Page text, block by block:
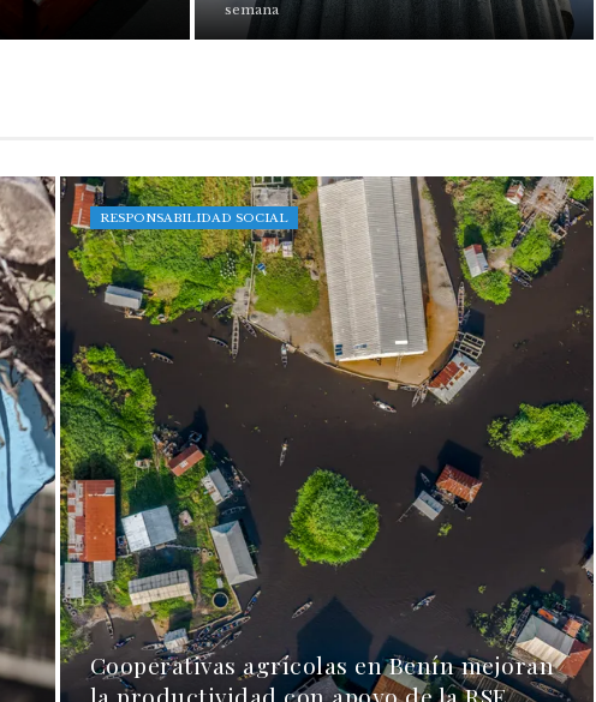
semana
RESPONSABILIDAD SOCIAL
Cooperativas agrícolas en Benín mejoran